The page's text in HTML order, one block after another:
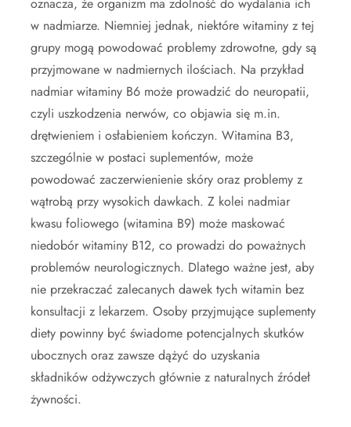
w nadmiarze. Niemniej jednak, niektóre witaminy z tej
grupy mogą powodować problemy zdrowotne, gdy są
przyjmowane w nadmiernych ilościach. Na przykład
nadmiar witaminy B6 może prowadzić do neuropatii,
czyli uszkodzenia nerwów, co objawia się m.in.
drętwieniem i osłabieniem kończyn. Witamina B3,
szczególnie w postaci suplementów, może
powodować zaczerwienienie skóry oraz problemy z
wątrobą przy wysokich dawkach. Z kolei nadmiar
kwasu foliowego (witamina B9) może maskować
niedobór witaminy B12, co prowadzi do poważnych
problemów neurologicznych. Dlatego ważne jest, aby
nie przekraczać zalecanych dawek tych witamin bez
konsultacji z lekarzem. Osoby przyjmujące suplementy
diety powinny być świadome potencjalnych skutków
ubocznych oraz zawsze dążyć do uzyskania
składników odżywczych głównie z naturalnych źródeł
żywności.